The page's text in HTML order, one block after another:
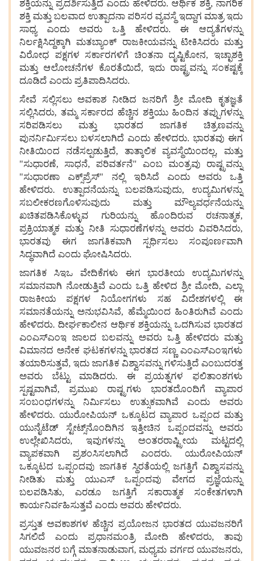
ಶಕ್ತಿಯನ್ನು ಪ್ರದರ್ಶಿಸುತ್ತಿದೆ ಎಂದು ಹೇಳಿದರು. ಆರ್ಥಿಕ ಶಕ್ತಿ, ನಾಗರಿಕ
ಶಕ್ತಿ ಮತ್ತು ಬಲವಾದ ಉತ್ಪಾದನಾ ಪರಿಸರ ವ್ಯವಸ್ಥೆ ಇದ್ದಾಗ ಮಾತ್ರ ಇದು
ಸಾಧ್ಯ
ಎಂದು ಅವರು ಒತ್ತಿ ಹೇಳಿದರು. ಈ
ಆದ್ಯತೆಗಳನ್ನು
ನಿರ್ಲಕ್ಷಿಸಿದ್ದಕ್ಕಾಗಿ
ಮತಬ್ಯಾಂಕ್ ರಾಜಕೀಯವನ್ನು ಟೀಕಿಸಿದರು ಮತ್ತು
ವಿರೋಧ
ಪಕ್ಷಗಳ ಸರ್ಕಾರಗಳಿಗೆ
ಚಿಂತನಾ ದೃಷ್ಟಿಕೋನ, ಇಚ್ಛಾಶಕ್ತಿ
ಮತ್ತು ಆಲೋಚನೆಗಳ ಕೊರತೆಯಿದೆ, ಇದು ರಾಷ್ಟ್ರವನ್ನು ಸಂಕಷ್ಟಕ್ಕೆ
ದೂಡಿದೆ ಎಂದು ಪ್ರತಿಪಾದಿಸಿದರು.
ಸೇವೆ ಸಲ್ಲಿಸಲು ಅವಕಾಶ ನೀಡಿದ ಜನರಿಗೆ ಶ್ರೀ ಮೋದಿ
ಕೃತಜ್ಞತೆ
ಸಲ್ಲಿಸಿದರು, ತಮ್ಮ ಸರ್ಕಾರದ ಹೆಚ್ಚಿನ ಶಕ್ತಿಯು ಹಿಂದಿನ ತಪ್ಪುಗಳನ್ನು
ಸರಿಪಡಿಸಲು
ಮತ್ತು ಭಾರತದ ಜಾಗತಿಕ
ಚಿತ್ರಣವನ್ನು
ಪುನರ್ನಿರ್ಮಿಸಲು ಬಳಸಲಾಗಿದೆ ಎಂದು ಹೇಳಿದರು. ಭಾರತವು ಈಗ
ನೀತಿಯಿಂದ
ನಡೆಸಲ್ಪಡುತ್ತಿದೆ, ತಾತ್ಕಾಲಿಕ ವ್ಯವಸ್ಥೆಯಿಂದಲ್ಲ, ಮತ್ತು
"ಸುಧಾರಣೆ, ಸಾಧನೆ, ಪರಿವರ್ತನೆ" ಎಂಬ
ಮಂತ್ರವು
ರಾಷ್ಟ್ರವನ್ನು
"ಸುಧಾರಣಾ
ಎಕ್ಸ್‌ಪ್ರೆಸ್" ನಲ್ಲಿ ಇರಿಸಿದೆ ಎಂದು ಅವರು
ಒತ್ತಿ
ಹೇಳಿದರು. ಉತ್ಪಾದನೆಯನ್ನು
ಬಲಪಡಿಸುವುದು, ಉದ್ಯಮಿಗಳನ್ನು
ಸಬಲೀಕರಣಗೊಳಿಸುವುದು
ಮತ್ತು
ಮೌಲ್ಯವರ್ಧನೆಯನ್ನು
ಖಚಿತಪಡಿಸಿಕೊಳ್ಳುವ
ಗುರಿಯನ್ನು ಹೊಂದಿರುವ
ರಚನಾತ್ಮಕ,
ಪ್ರಕ್ರಿಯಾತ್ಮಕ ಮತ್ತು ನೀತಿ ಸುಧಾರಣೆಗಳನ್ನು ಅವರು ವಿವರಿಸಿದರು,
ಭಾರತವು
ಈಗ ಜಾಗತಿಕವಾಗಿ ಸ್ಪರ್ಧಿಸಲು
ಸಂಪೂರ್ಣವಾಗಿ
ಸಿದ್ಧವಾಗಿದೆ ಎಂದು ಘೋಷಿಸಿದರು.
ಜಾಗತಿಕ
ಸಿಇಒ ವೇದಿಕೆಗಳು ಈಗ ಭಾರತೀಯ
ಉದ್ಯಮಿಗಳನ್ನು
ಸಮಾನವಾಗಿ ನೋಡುತ್ತಿವೆ ಎಂದು ಒತ್ತಿ ಹೇಳಿದ ಶ್ರೀ ಮೋದಿ, ಎಲ್ಲಾ
ರಾಜಕೀಯ
ಪಕ್ಷಗಳ ನಿಯೋಗಗಳು ಸಹ ವಿದೇಶಗಳಲ್ಲಿ
ಈ
ಸಮಾನತೆಯನ್ನು ಅನುಭವಿಸಿವೆ, ಹೆಮ್ಮೆಯಿಂದ ಹಿಂತಿರುಗಿವೆ ಎಂದು
ಹೇಳಿದರು. ದೀರ್ಘಕಾಲೀನ ಆರ್ಥಿಕ ಶಕ್ತಿಯನ್ನು ಒದಗಿಸುವ ಭಾರತದ
ಎಂಎಸ್‌ಎಂಇ ಜಾಲದ ಬಲವನ್ನು ಅವರು ಒತ್ತಿ ಹೇಳಿದರು ಮತ್ತು
ವಿಮಾನದ ಅನೇಕ ಘಟಕಗಳನ್ನು ಭಾರತದ ಸಣ್ಣ ಎಂಎಸ್‌ಎಂಇಗಳು
ತಯಾರಿಸುತ್ತವೆ, ಇದು ಜಾಗತಿಕ ವಿಶ್ವಾಸವನ್ನು ಗಳಿಸುತ್ತಿದೆ ಎಂಬುದರತ್ತ
ಅವರು
ಬೆಟ್ಟು ಮಾಡಿದರು. ಈ ಪ್ರಯತ್ನಗಳ
ಫಲಿತಾಂಶಗಳು
ಸ್ಪಷ್ಟವಾಗಿವೆ, ಪ್ರಮುಖ
ರಾಷ್ಟ್ರಗಳು ಭಾರತದೊಂದಿಗೆ
ವ್ಯಾಪಾರ
ಸಂಬಂಧಗಳನ್ನು
ನಿರ್ಮಿಸಲು ಉತ್ಸುಕವಾಗಿವೆ ಎಂದು
ಅವರು
ಹೇಳಿದರು. ಯುರೋಪಿಯನ್ ಒಕ್ಕೂಟದ ವ್ಯಾಪಾರ ಒಪ್ಪಂದ ಮತ್ತು
ಯುನೈಟೆಡ್
ಸ್ಟೇಟ್ಸ್‌ನೊಂದಿಗಿನ ಇತ್ತೀಚಿನ ಒಪ್ಪಂದವನ್ನು
ಅವರು
ಉಲ್ಲೇಖಿಸಿದರು, ಇವುಗಳನ್ನು
ಅಂತರರಾಷ್ಟ್ರೀಯ
ಮಟ್ಟದಲ್ಲಿ
ವ್ಯಾಪಕವಾಗಿ
ಪ್ರಶಂಸಿಸಲಾಗಿದೆ ಎಂದರು.
ಯುರೋಪಿಯನ್
ಒಕ್ಕೂಟದ ಒಪ್ಪಂದವು ಜಾಗತಿಕ ಸ್ಥಿರತೆಯಲ್ಲಿ ಜಗತ್ತಿಗೆ ವಿಶ್ವಾಸವನ್ನು
ನೀಡಿತು
ಮತ್ತು ಯುಎಸ್ ಒಪ್ಪಂದವು ವೇಗದ
ಪ್ರಜ್ಞೆಯನ್ನು
ಬಲಪಡಿಸಿತು, ಎರಡೂ
ಜಗತ್ತಿಗೆ ಸಕಾರಾತ್ಮಕ
ಸಂಕೇತಗಳಾಗಿ
ಕಾರ್ಯನಿರ್ವಹಿಸುತ್ತವೆ ಎಂದು ಅವರು ಹೇಳಿದರು.
ಪ್ರಸ್ತುತ ಅವಕಾಶಗಳ ಹೆಚ್ಚಿನ ಪ್ರಯೋಜನ ಭಾರತದ ಯುವಜನರಿಗೆ
ಸಿಗಲಿದೆ
ಎಂದು ಪ್ರಧಾನಮಂತ್ರಿ ಮೋದಿ
ಹೇಳಿದರು, ತಾವು
ಯುವಜನರ ಬಗ್ಗೆ ಮಾತನಾಡುವಾಗ, ಮಧ್ಯಮ ವರ್ಗದ ಯುವಜನರು,